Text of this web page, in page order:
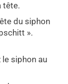
tête.
du siphon
».
siphon au